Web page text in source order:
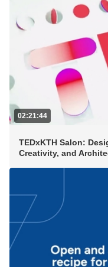
02:21:44
TEDxKTH Salon:
Creativity, and